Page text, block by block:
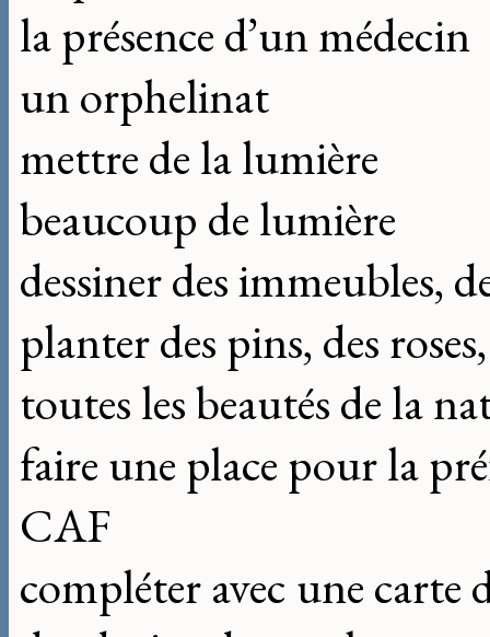
la présence d’un médecin
un orphelinat
mettre de la lumière
beaucoup de lumière
dessiner des immeubles,
planter des pins, des
toutes les beautés de la
faire une place pour la
CAF
compléter avec une carte